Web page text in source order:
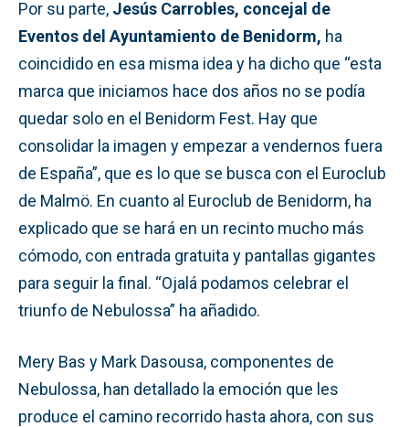
Por su parte, Jesús Carrobles, concejal de
Eventos del Ayuntamiento de Benidorm, ha
coincidido en esa misma idea y ha dicho que “esta
marca que iniciamos hace dos años no se podía
quedar solo en el Benidorm Fest. Hay que
consolidar la imagen y empezar a vendernos fuera
de España”, que es lo que se busca con el Euroclub
de Malmö. En cuanto al Euroclub de Benidorm, ha
explicado que se hará en un recinto mucho más
cómodo, con entrada gratuita y pantallas gigantes
para seguir la final. “Ojalá podamos celebrar el
triunfo de Nebulossa” ha añadido.
Mery Bas y Mark Dasousa, componentes de
Nebulossa, han detallado la emoción que les
produce el camino recorrido hasta ahora, con sus